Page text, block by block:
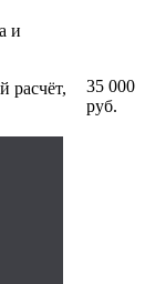
и
расчёт,
35 000
руб.